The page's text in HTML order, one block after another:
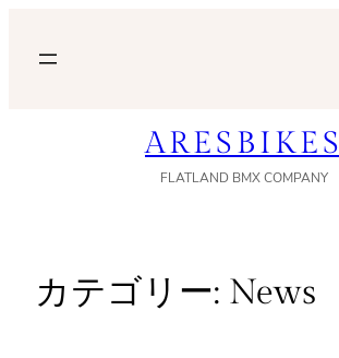
ARESBIKES
FLATLAND BMX COMPANY
カテゴリー: News